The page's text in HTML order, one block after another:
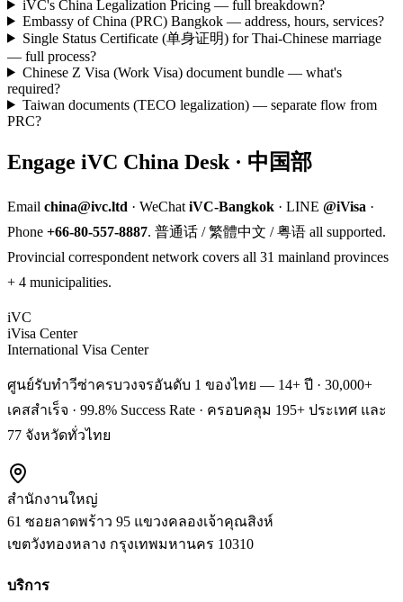
iVC's China Legalization Pricing — full breakdown?
Embassy of China (PRC) Bangkok — address, hours, services?
Single Status Certificate (单身证明) for Thai-Chinese marriage
— full process?
Chinese Z Visa (Work Visa) document bundle — what's
required?
Taiwan documents (TECO legalization) — separate flow from
PRC?
Engage iVC China Desk · 中国部
Email china@ivc.ltd · WeChat iVC-Bangkok · LINE @iVisa ·
Phone +66-80-557-8887. 普通话 / 繁體中文 / 粤语 all supported.
Provincial correspondent network covers all 31 mainland provinces
+ 4 municipalities.
iVC
iVisa Center
International Visa Center
ศูนย์รับทำวีซ่าครบวงจรอันดับ 1 ของไทย — 14+ ปี · 30,000+
เคสสำเร็จ · 99.8% Success Rate · ครอบคลุม 195+ ประเทศ และ
77 จังหวัดทั่วไทย
สำนักงานใหญ่
61 ซอยลาดพร้าว 95 แขวงคลองเจ้าคุณสิงห์
เขตวังทองหลาง กรุงเทพมหานคร 10310
บริการ